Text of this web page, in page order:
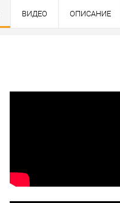
ВИДЕО ОПИСАНИЕ